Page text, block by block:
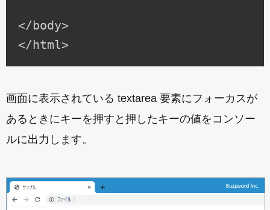
</body>
画面に表示されている textarea 要素にフォーカスが
あるときにキーを押すと押したキーの値をコンソー
ルに出力します。